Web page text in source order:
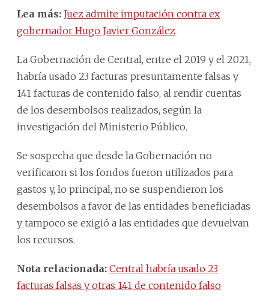
Lea más: Juez admite imputación contra ex
gobernador Hugo Javier González
La Gobernación de Central, entre el 2019 y el 2021,
habría usado 23 facturas presuntamente falsas y
141 facturas de contenido falso, al rendir cuentas
de los desembolsos realizados, según la
investigación del Ministerio Público.
Se sospecha que desde la Gobernación no
verificaron si los fondos fueron utilizados para
gastos y, lo principal, no se suspendieron los
desembolsos a favor de las entidades beneficiadas
y tampoco se exigió a las entidades que devuelvan
los recursos.
Nota relacionada: Central habría usado 23
facturas falsas y otras 141 de contenido falso